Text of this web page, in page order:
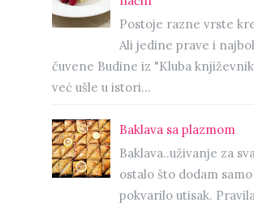
Postoje razne vrste
Ali jedine prave i
čuvene Budine iz "Kluba
već ušle u istori...
Baklava sa plazmom
Baklava..uživanje za
ostalo što dodam
pokvarilo utisak.